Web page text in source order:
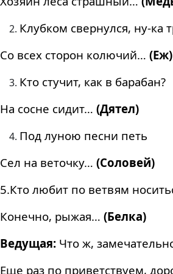
Клубком свернулся, ну-ка
Со всех сторон колючий… (Еж)
Кто стучит, как в барабан?
На сосне сидит… (Дятел)
Под луною песни петь
Сел на веточку… (Соловей)
5.Кто любит по ветвям
Конечно, рыжая… (Белка)
Ведущая: Что ж,
Еще раз по приветствуем,